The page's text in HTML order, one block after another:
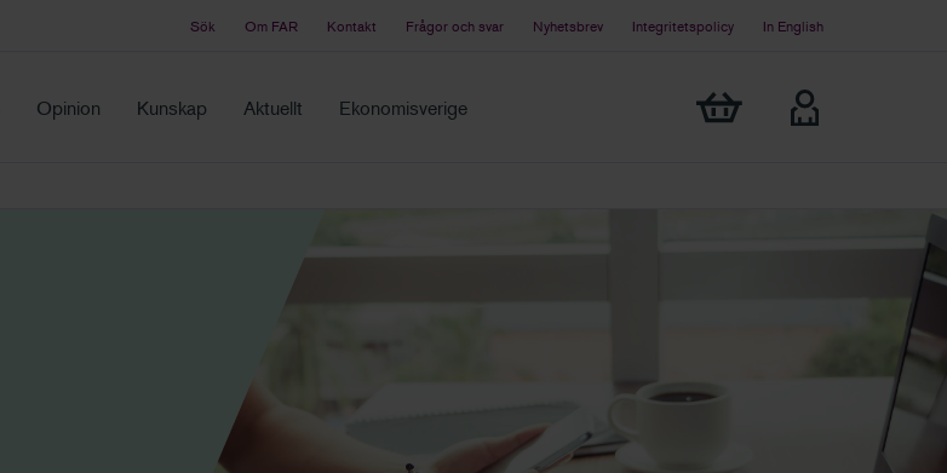
Tidningen Balans
Sök Om FAR Kontakt Frågor och svar Nyhetsbrev Integritetspolicy In English
Opinion Kunskap Aktuellt Ekonomisverige Visa min varukorg